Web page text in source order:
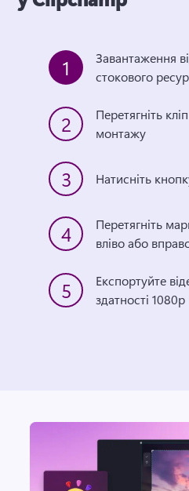
1
Завантаження
стокового
2
Перетягніть
монтажу
3 Натисніть
4
Перетягніть
вліво або
5
Експортуйте
здатності 1080p